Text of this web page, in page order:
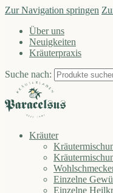
Zur Navigation springen
Über uns
Neuigkeiten
Kräuterpraxis
Suche nach:
Kräuter
Einzelne
Einzelne